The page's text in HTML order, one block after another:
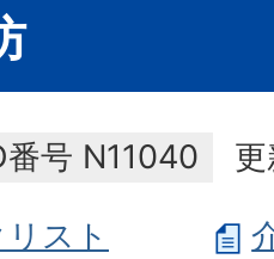
番号 N11040
スト